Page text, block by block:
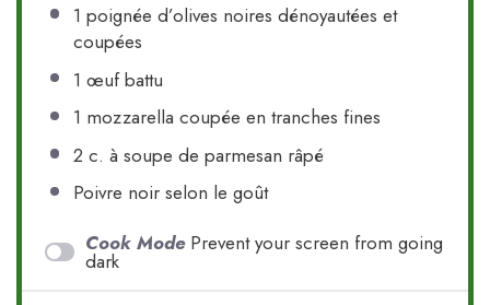
1 poignée d’olives noires dénoyautées et
coupées
1 œuf battu
1 mozzarella coupée en tranches fines
2 c. à soupe de parmesan râpé
Poivre noir selon le goût
Cook Mode Prevent your screen from going
dark